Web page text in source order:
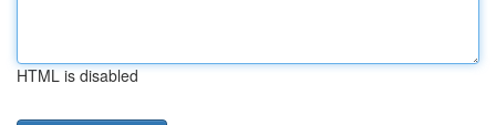
HTML is disabled